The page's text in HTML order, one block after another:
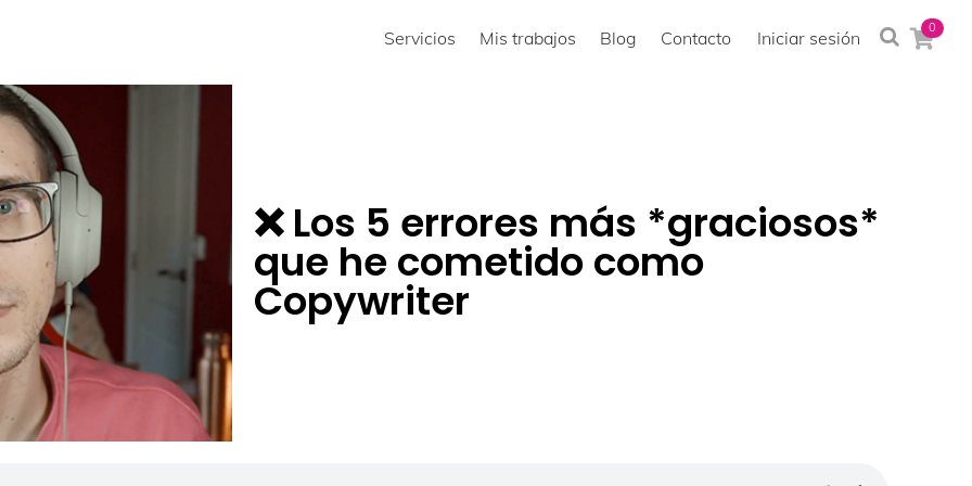
0
Servicios Mis trabajos Blog Contacto Iniciar sesión
❌ Los 5 errores más *graciosos*
que he cometido como
Copywriter